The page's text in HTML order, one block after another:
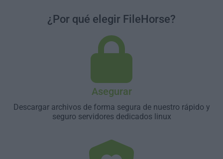
¿Por qué elegir FileHorse?
Asegurar
Descargar archivos de forma segura de nuestro rápido y
seguro servidores dedicados linux